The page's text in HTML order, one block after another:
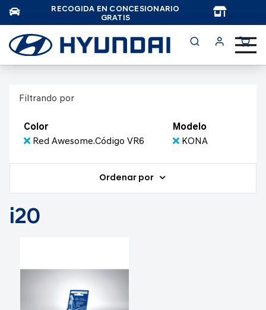
RECOGIDA EN CONCESIONARIO
GRATIS
Filtrando por
Color
Red Awesome.Código VR6
Modelo
KONA
Ordenar por
i20